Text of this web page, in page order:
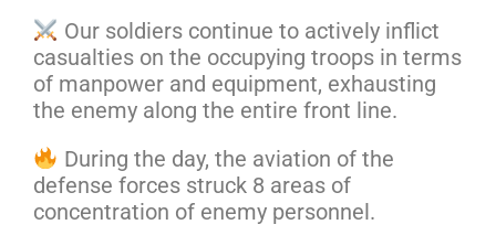
Our soldiers continue to actively inflict
casualties on the occupying troops in terms
of manpower and equipment, exhausting
the enemy along the entire front line.
During the day, the aviation of the
defense forces struck 8 areas of
concentration of enemy personnel.